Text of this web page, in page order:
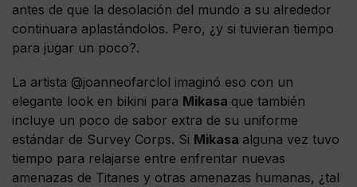
antes de que la desolación del mundo a su alrededor
continuara aplastándolos. Pero, ¿y si tuvieran tiempo
para jugar un poco?.
La artista @joanneofarclol imaginó eso con un
elegante look en bikini para Mikasa que también
incluye un poco de sabor extra de su uniforme
estándar de Survey Corps. Si Mikasa alguna vez tuvo
tiempo para relajarse entre enfrentar nuevas
amenazas de Titanes y otras amenazas humanas, ¿tal